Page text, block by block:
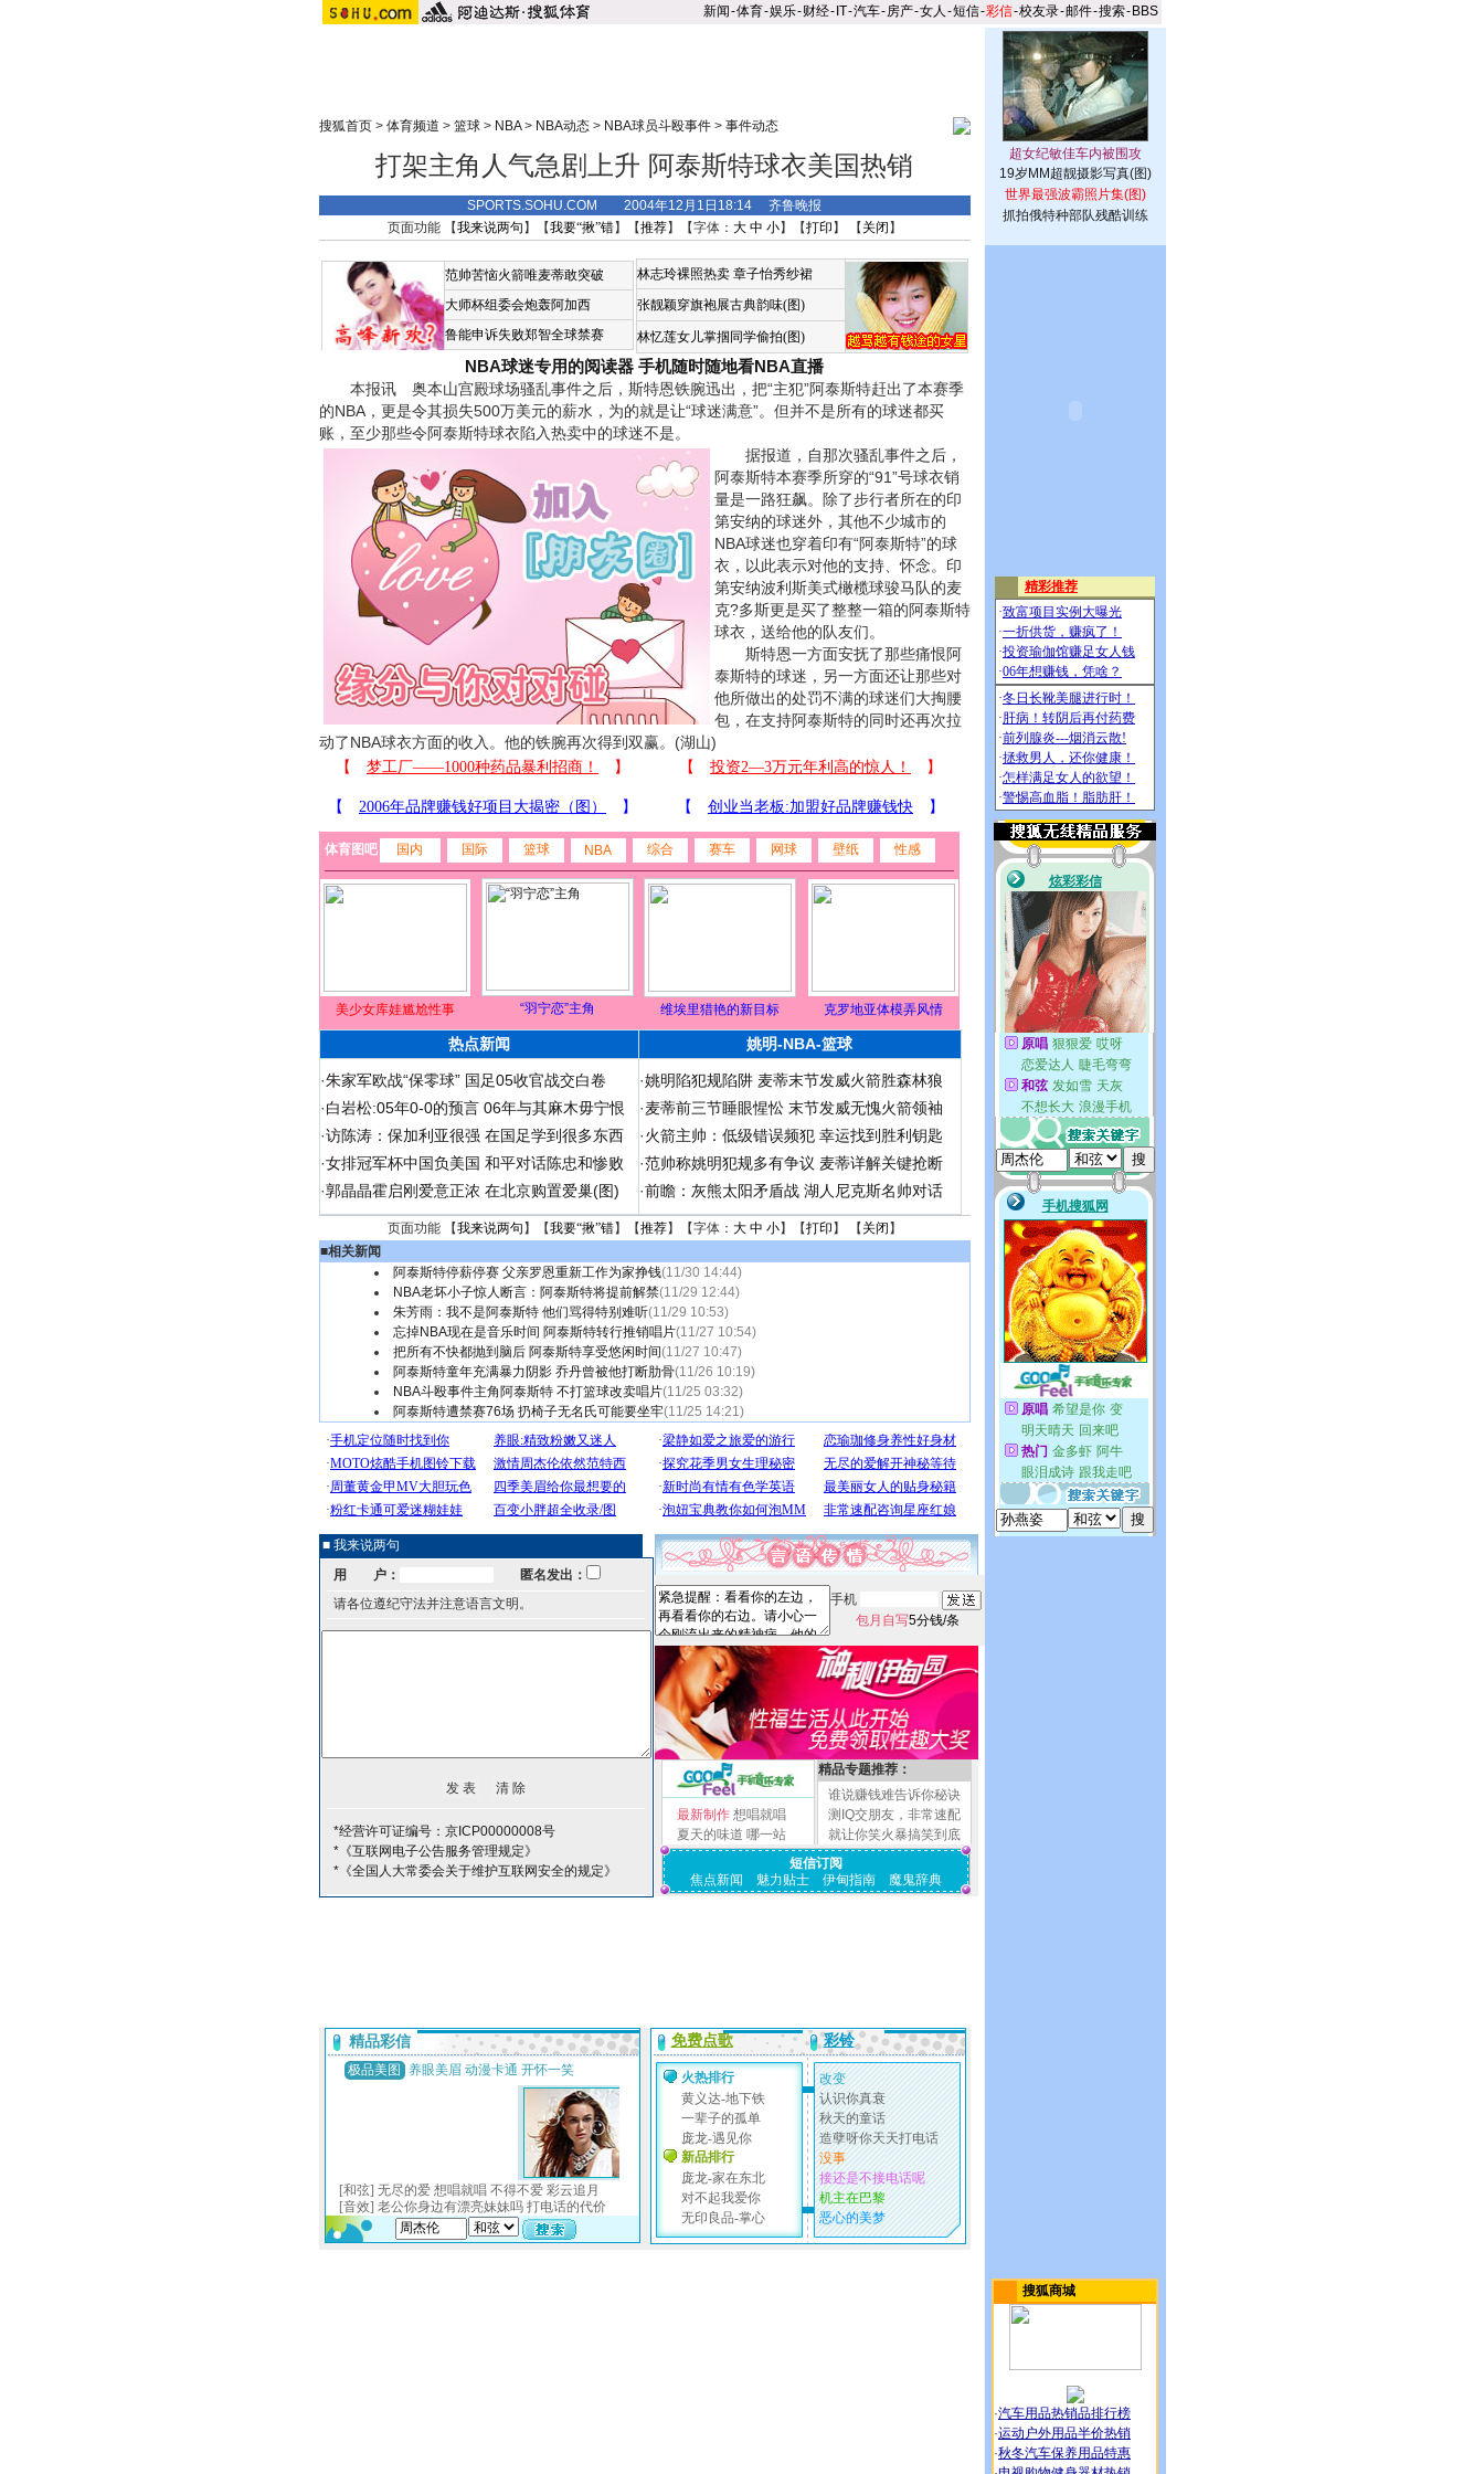
新闻-体育-娱乐-财经- IT-汽车-房产-女人 -短信-彩信-校友录-邮件-搜索- BBS
搜狐首页> 体育频道 > 篮球> NBA> NBA动态> NBA球员斗殴事件> 事件动态
打架主角人气急剧上升 阿泰斯特球衣美国热销
SPORTS.SOHU.COM 2004年12月1日18:14 齐鲁晚报
页面功能 【我来说两句 】【我要“揪”错】【推荐】【字体： 大 中 小】【打印 】 【 关闭 】
范帅苦恼火箭唯麦蒂敢突破
大师杯组委会炮轰阿加西
鲁能申诉失败郑智全球禁赛
林志玲裸照热卖 章子怡秀纱裙
张靓颖穿旗袍展古典韵味(图)
林忆莲女儿掌掴同学偷拍(图)
NBA球迷专用的阅读器 手机随时随地看NBA直播
本报讯 奥本山宫殿球场骚乱事件之后，斯特恩铁腕迅出，把“主犯”阿泰斯特赶出了本赛季
的NBA，更是令其损失500万美元的薪水，为的就是让“球迷满意”。但并不是所有的球迷都买
账，至少那些令阿泰斯特球衣陷入热卖中的球迷不是。
据报道，自那次骚乱事件之后，
阿泰斯特本赛季所穿的“91”号球衣销
量是一路狂飙。除了步行者所在的印
第安纳的球迷外，其他不少城市的
NBA球迷也穿着印有“阿泰斯特”的球
衣，以此表示对他的支持、怀念。印
第安纳波利斯美式橄榄球骏马队的麦
克?多斯更是买了整整一箱的阿泰斯特
球衣，送给他的队友们。
斯特恩一方面安抚了那些痛恨阿
泰斯特的球迷，另一方面还让那些对
他所做出的处罚不满的球迷们大掏腰
包，在支持阿泰斯特的同时还再次拉
动了NBA球衣方面的收入。他的铁腕再次得到双赢。(湖山)
体育图吧 国内 国际 篮球 NBA 综合 赛车 网球 壁纸 性感
美少女库娃尴尬性事 “羽宁恋”主角 维埃里猎艳的新目标 克罗地亚体模弄风情
热点新闻 姚明-NBA-篮球
·朱家军欧战“保零球” 国足05收官战交白卷
·白岩松:05年0-0的预言 06年与其麻木毋宁恨
·访陈涛：保加利亚很强 在国足学到很多东西
·女排冠军杯中国负美国 和平对话陈忠和惨败
·郭晶晶霍启刚爱意正浓 在北京购置爱巢(图)
·姚明陷犯规陷阱 麦蒂末节发威火箭胜森林狼
·麦蒂前三节睡眼惺忪 末节发威无愧火箭领袖
·火箭主帅：低级错误频犯 幸运找到胜利钥匙
·范帅称姚明犯规多有争议 麦蒂详解关键抢断
·前瞻：灰熊太阳矛盾战 湖人尼克斯名帅对话
页面功能 【我来说两句 】【我要“揪”错】【推荐】【字体： 大 中 小】【打印 】 【 关闭 】
■相关新闻
阿泰斯特停薪停赛 父亲罗恩重新工作为家挣钱(11/30 14:44)
NBA老坏小子惊人断言：阿泰斯特将提前解禁(11/29 12:44)
朱芳雨：我不是阿泰斯特 他们骂得特别难听(11/29 10:53)
忘掉NBA现在是音乐时间 阿泰斯特转行推销唱片(11/27 10:54)
把所有不快都抛到脑后 阿泰斯特享受悠闲时间(11/27 10:47)
阿泰斯特童年充满暴力阴影 乔丹曾被他打断肋骨(11/26 10:19)
NBA斗殴事件主角阿泰斯特 不打篮球改卖唱片(11/25 03:32)
阿泰斯特遭禁赛76场 扔椅子无名氏可能要坐牢(11/25 14:21)
■ 我来说两句
用 户：
匿名发出：
请各位遵纪守法并注意语言文明。
*经营许可证编号：京ICP00000008号
*《互联网电子公告服务管理规定》
*《全国人大常委会关于维护互联网安全的规定》
手机
包月自写5分钱/条
最新制作 想唱就唱
夏天的味道 哪一站
精品专题推荐：
谁说赚钱难告诉你秘诀
测IQ交朋友，非常速配
就让你笑火暴搞笑到底
短信订阅
焦点新闻
魅力贴士 伊甸指南 魔鬼辞典
19岁MM超靓摄影写真(图)
世界最强波霸照片集(图)
抓拍俄特种部队残酷训练
搜狐商城
·汽车用品热销品排行榜
·运动户外用品半价热销
·秋冬汽车保养用品特惠